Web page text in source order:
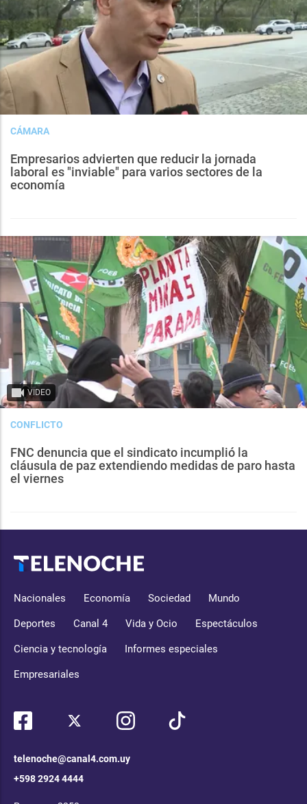
CÁMARA
Empresarios advierten que reducir la jornada
laboral es "inviable" para varios sectores de la
economía
VIDEO
CONFLICTO
FNC denuncia que el sindicato incumplió la
cláusula de paz extendiendo medidas de paro hasta
el viernes
Nacionales Economía Sociedad Mundo
Deportes Canal 4 Vida y Ocio Espectáculos
Ciencia y tecnología Informes especiales
Empresariales
telenoche@canal4.com.uy
+598 2924 4444